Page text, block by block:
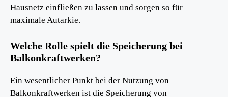
Hausnetz einfließen zu lassen und sorgen so für
maximale Autarkie.
Welche Rolle spielt die Speicherung bei
Balkonkraftwerken?
Ein wesentlicher Punkt bei der Nutzung von
Balkonkraftwerken ist die Speicherung von